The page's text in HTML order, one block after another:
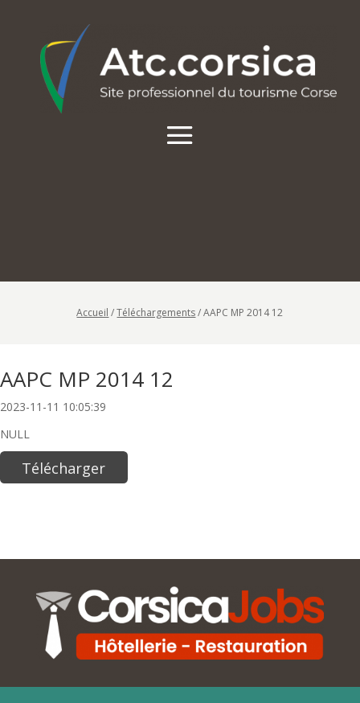
Accueil /Téléchargements/AAPC MP 2014 12
AAPC MP 2014 12
2023-11-11 10:05:39
NULL
Télécharger